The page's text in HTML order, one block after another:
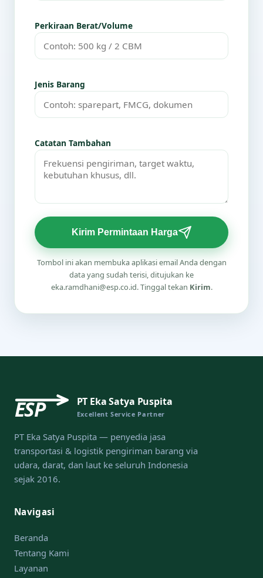
Perkiraan Berat/Volume
Jenis Barang
Catatan Tambahan
Kirim Permintaan Harga
Tombol ini akan membuka aplikasi email Anda dengan
data yang sudah terisi, ditujukan ke
eka.ramdhani@esp.co.id. Tinggal tekan Kirim.
ESP PT Eka Satya Puspita
Excellent Service Partner
PT Eka Satya Puspita — penyedia jasa
transportasi & logistik pengiriman barang via
udara, darat, dan laut ke seluruh Indonesia
sejak 2016.
Navigasi
Beranda
Tentang Kami
Layanan